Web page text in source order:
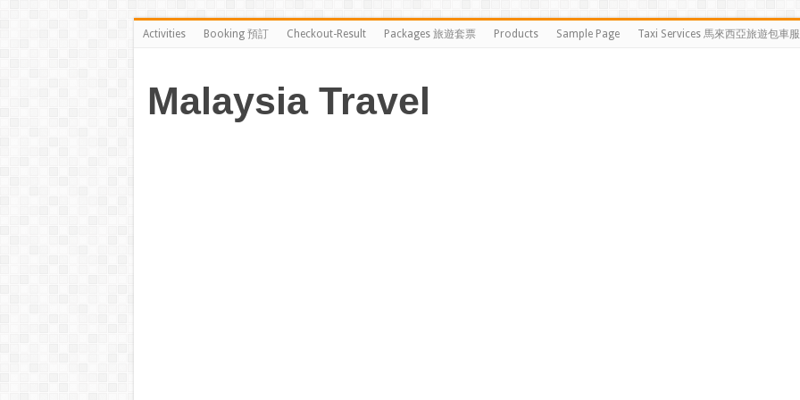
Activities Booking 預訂 Checkout-Result Packages 旅遊套票 Products Sample Page Taxi Services 馬來西亞旅遊包車
Malaysia Travel